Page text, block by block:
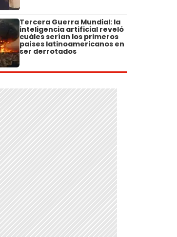
Tercera Guerra Mundial: la
inteligencia artificial reveló
cuáles serían los primeros
países latinoamericanos en
ser derrotados